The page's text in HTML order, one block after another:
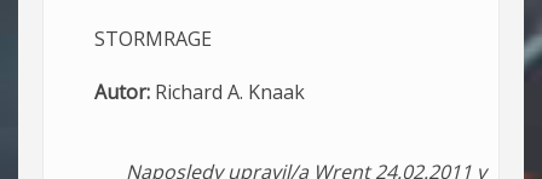
STORMRAGE
Autor: Richard A. Knaak
Naposledy upravil/a Wrent 24.02.2011 v